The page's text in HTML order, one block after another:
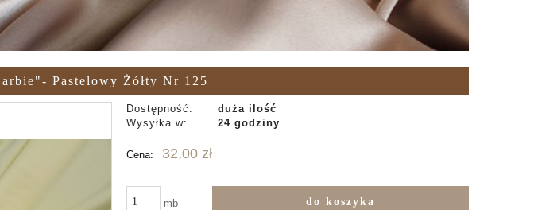
Pastelowy Żółty Nr 125
Dostępność:
duża ilość
Wysyłka w:
24 godziny
Cena: 32,00 zł
mb do koszyka